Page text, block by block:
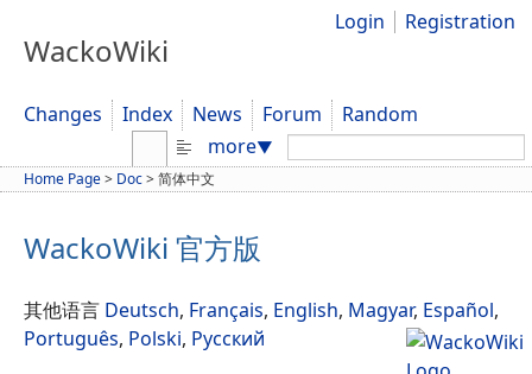
WackoWiki
Login Registration
Changes Index News Forum
Random
more▼ Search:
Home Page> Doc>简体中文
WackoWiki 官方版
其他语言 Deutsch, Français, English, Magyar, Español,
Português, Polski, Русский